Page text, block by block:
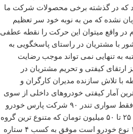
که در گذشته برخی محصولات شرکت ما
نشده که من به نوبه خود سر تعظیم
در واقع میتوان این حرکت را نقطه عطفی
با مشتریان در راستای پاسخگویی به
به تنهایی نمی تواند موجب رضایت
ارتقای کیفتی و تحریم مشتریان در
با تلاش سازنده مدیران کارگران و
آمار کیفتی خودروهای داخلی از سوی
وزارت صنعت، معدن و تجارت فقط سواری تندر ۹۰ شرکت پارس خودرو
متعلق به سایپا در گروه قیمتی ۲۵ تا ۵۰ میلیون تومان که متنوع ترین گروه
از نظر خودروهای تولیدی با ۱۹ نوع خودرو است موفق به کسب ۴ ستاره